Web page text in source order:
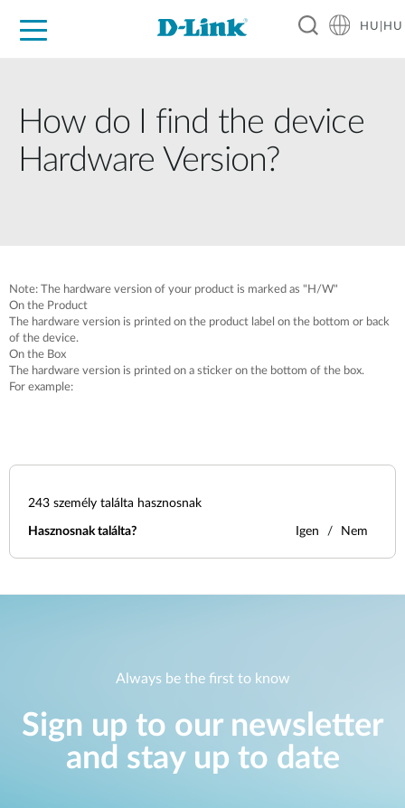
HU|HU
How do I find the device
Hardware Version?
Note: The hardware version of your product is marked as "H/W"
On the Product
The hardware version is printed on the product label on the bottom or back
of the device.
On the Box
The hardware version is printed on a sticker on the bottom of the box.
For example:
243 személy találta hasznosnak
Hasznosnak találta? Igen Nem
Always be the first to know
Sign up to our newsletter
and stay up to date